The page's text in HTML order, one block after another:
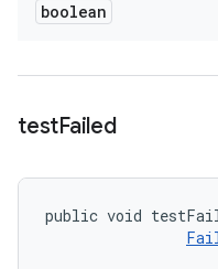
boolean
testFailed
public void